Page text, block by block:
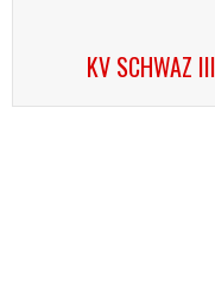
KV SCHWAZ